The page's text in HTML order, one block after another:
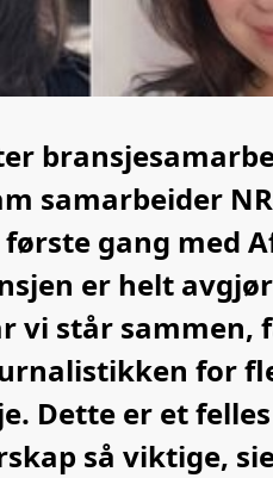
samarbeider
gang med
er helt
vi står
for
Dette er et
så viktige,